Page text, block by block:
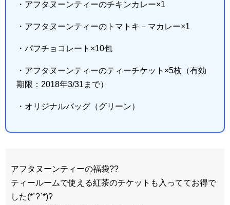
・アフタヌーンティーのチキンカレー×1
・アフタヌーンティーのトマトキ－マカレー×1
・パフチョコレート×10包
・アフタヌーンティーのティーチケット×5枚（有効
期限：2018年3/31まで）
・オリジナルバッグ（グリーン）
アフタヌーンティーの福袋??
ティールームで使える紅茶のチケットも入っててお得で
した(*´?`*)?